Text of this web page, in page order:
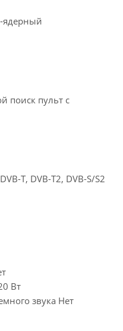
ядерный
поиск пульт с
T, DVB-T2, DVB-S/S2
Вт
звука Нет